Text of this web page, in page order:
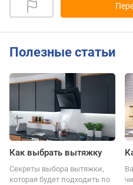
Полезные статьи
Как выбрать вытяжку
Секреты выбора вытяжки,
которая будет подходить по